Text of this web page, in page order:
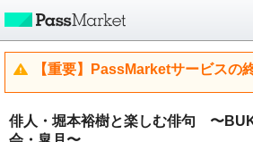
【重要】PassMarketサービスの
俳人・堀本裕樹と楽しむ俳句 〜